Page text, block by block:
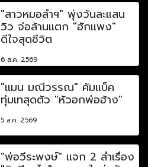
"สาวหมอลำฯ" พุ่งวันละแสน
วิว จ่อล้านแตก "ฮักแพง"
ดีใจสุดชีวิต
6 ส.ค. 2569
"แมน มณีวรรณ" คัมแบ็ค
ทุ่มเทสุดตัว "หัวอกพ่อฮ้าง"
5 ส.ค. 2569
"พ่อวีระพงษ์" แจก 2 ลำเรื่อง